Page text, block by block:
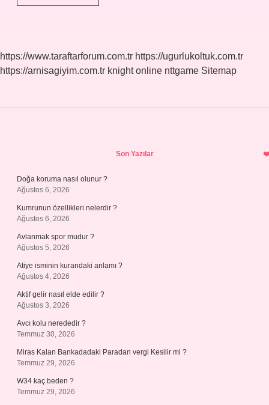
Ne
https://www.taraftarforum.com.tr https://ugurlukoltuk.com.tr
https://arnisagiyim.com.tr knight online nttgame Sitemap
Son Yazılar
Doğa koruma nasıl olunur ?
Ağustos 6, 2026
Kumrunun özellikleri nelerdir ?
Ağustos 6, 2026
Avlanmak spor mudur ?
Ağustos 5, 2026
Atiye isminin kurandaki anlamı ?
Ağustos 4, 2026
Aktif gelir nasıl elde edilir ?
Ağustos 3, 2026
Avcı kolu nerededir ?
Temmuz 30, 2026
Miras Kalan Bankadadaki Paradan vergi Kesilir mi ?
Temmuz 29, 2026
W34 kaç beden ?
Temmuz 29, 2026